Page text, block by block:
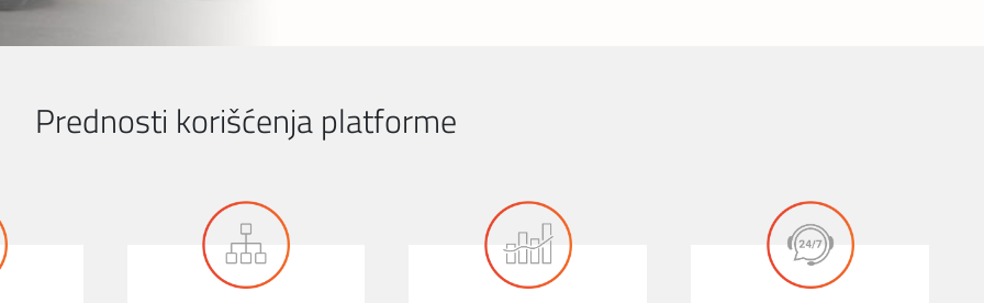
Prednosti korišćenja platforme